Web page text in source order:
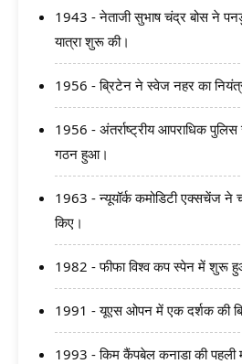
1943 - नेताजी सुभाष चंद्र बोस ने
यात्रा शुरू की।
1956 - ब्रिटेन ने स्वेज नहर का
1956 - अंतर्राष्ट्रीय आपराधिक
गठन हुआ।
1963 - न्यूयॉर्क कमोडिटी एक्सचेंज ने
किए।
1982 - फीफा विश्व कप स्पेन में शुरू
1991 - यूएस ओपन में एक दर्शक की
1993 - किम कैंपबेल कनाडा की पहली